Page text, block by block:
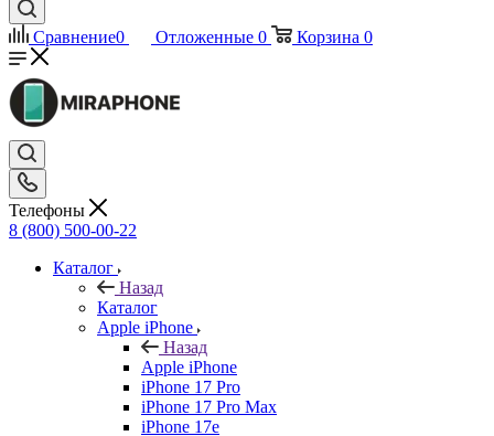
Сравнение0 Отложенные 0 Корзина 0
Телефоны
8 (800) 500-00-22
Каталог
Назад
Каталог
Apple iPhone
Назад
Apple iPhone
iPhone 17 Pro
iPhone 17 Pro Max
iPhone 17e